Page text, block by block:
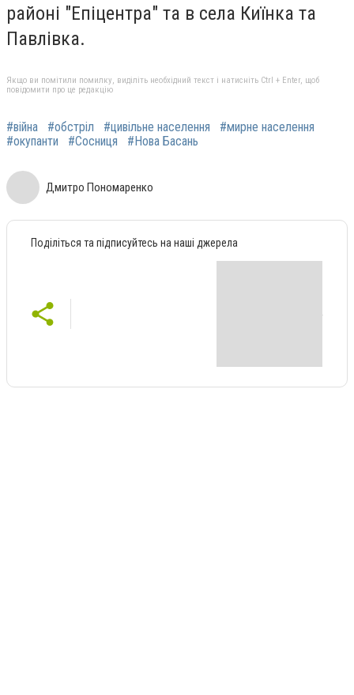
районі "Епіцентра" та в села Киїнка та
Павлівка.
Якщо ви помітили помилку, виділіть необхідний текст і натисніть Ctrl + Enter, щоб
повідомити про це редакцію
#війна #обстріл #цивільне населення
#мирне населення
#окупанти
#Сосниця #Нова Басань
Дмитро Пономаренко
Поділіться та підписуйтесь на наші джерела